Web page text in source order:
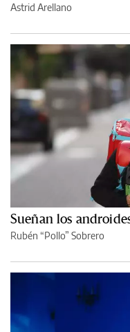
Astrid Arellano
Sueñan los
Rubén “Pollo” Sobrero